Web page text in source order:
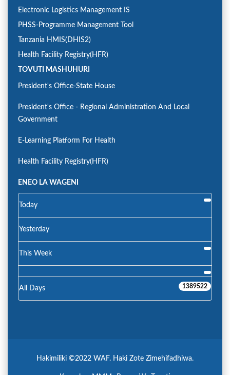
Electronic Logistics Management IS
PHSS-Programme Management Tool
Tanzania HMIS(DHIS2)
Health Facility Registry(HFR)
TOVUTI MASHUHURI
President's Office-State House
President's Office - Regional Administration And Local
Government
E-Learning Platform For Health
Health Facility Registry(HFR)
ENEO LA WAGENI
Today
Yesterday
This Week
All Days 1389522
Hakimiliki ©2022 WAF. Haki Zote Zimehifadhiwa.